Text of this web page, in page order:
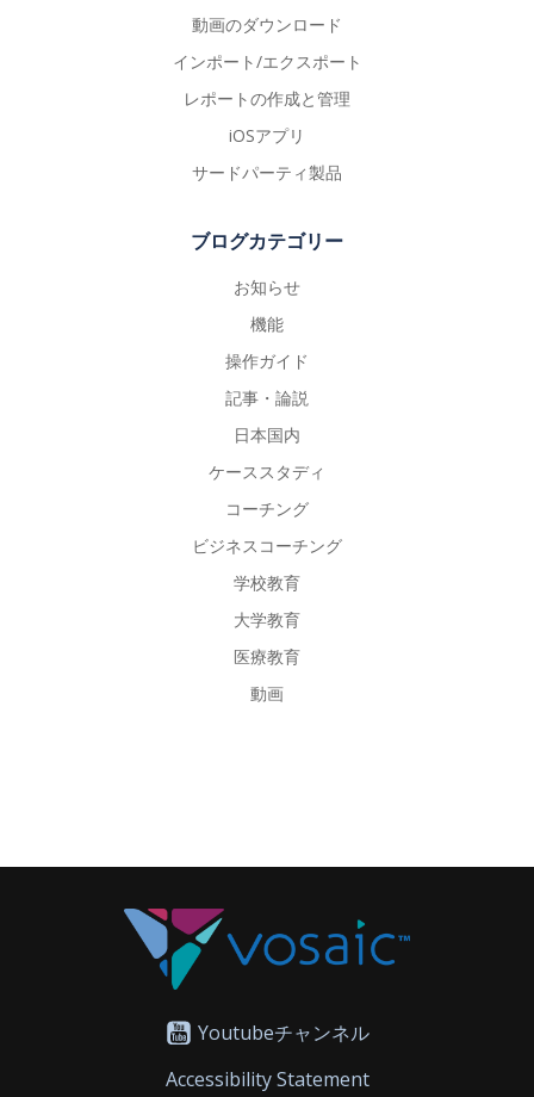
動画のダウンロード
インポート/エクスポート
レポートの作成と管理
iOSアプリ
サードパーティ製品
ブログカテゴリー
お知らせ
機能
操作ガイド
記事・論説
日本国内
ケーススタディ
コーチング
ビジネスコーチング
学校教育
大学教育
医療教育
動画
Youtubeチャンネル
Accessibility Statement